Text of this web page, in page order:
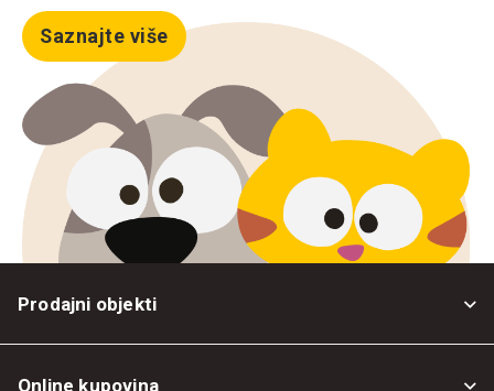
Saznajte više
Prodajni objekti
Online kupovina